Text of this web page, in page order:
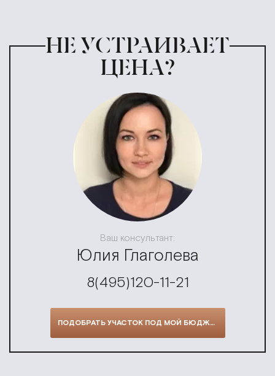
НЕ УСТРАИВАЕТ
ЦЕНА?
Ваш консультант:
Юлия Глаголева
8(495)120-11-21
ПОДОБРАТЬ УЧАСТОК ПОД МОЙ БЮДЖЕТ